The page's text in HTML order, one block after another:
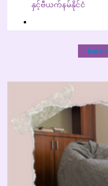
နှင့်ဗီယက်နမ်နိုင်ငံ
back